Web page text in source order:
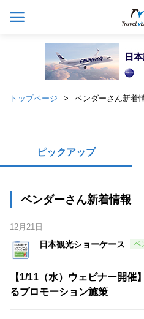
トップページ ベンダーさん新着
ピックアップ
ベンダーさん新着情報
12月21日
日本観光ショーケース
【1/11（水）ウェビナー開催
るプロモーション施策